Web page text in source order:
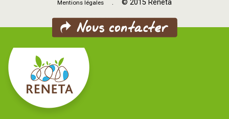
Mentions légales . © 2015 Reneta